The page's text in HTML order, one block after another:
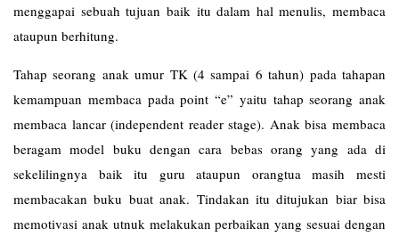
menggapai sebuah tujuan baik itu dalam hal menulis, membaca
ataupun berhitung.
Tahap seorang anak umur TK (4 sampai 6 tahun) pada tahapan
kemampuan membaca pada point “e” yaitu tahap seorang anak
membaca lancar (independent reader stage). Anak bisa membaca
beragam model buku dengan cara bebas orang yang ada di
sekelilingnya baik itu guru ataupun orangtua masih mesti
membacakan buku buat anak. Tindakan itu ditujukan biar bisa
memotivasi anak utnuk melakukan perbaikan yang sesuai dengan